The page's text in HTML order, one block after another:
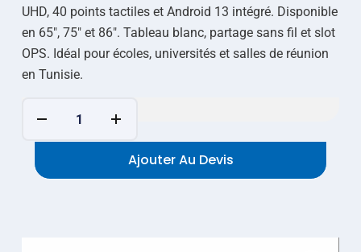
UHD, 40 points tactiles et Android 13 intégré. Disponible
en 65″, 75″ et 86″. Tableau blanc, partage sans fil et slot
OPS. Idéal pour écoles, universités et salles de réunion
en Tunisie.
Ajouter Au Devis